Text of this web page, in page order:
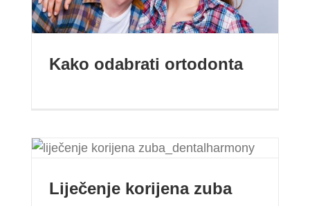
Kako odabrati ortodonta
Liječenje korijena zuba
Liječenje korijena zuba